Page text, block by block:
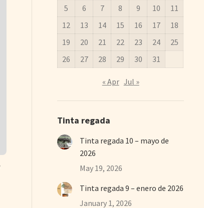
5
6 7 8 9 10
11
12
13 14 15 16 17
18
19
20 21 22 23 24
25
26
27 28 29 30 31
« Apr Jul »
Tinta regada
Tinta regada 10 – mayo de
2026
May 19, 2026
Tinta regada 9 – enero de 2026
January 1, 2026